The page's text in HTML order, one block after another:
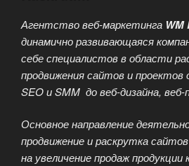
Агентство веб-маркетинга WM
динамично развивающаяся
себе специалистов в области
продвижения сайтов и
SEO и SMM до веб-дизайна, веб-
Основное направление
продвижение и раскрутка
на увеличение продаж продукции